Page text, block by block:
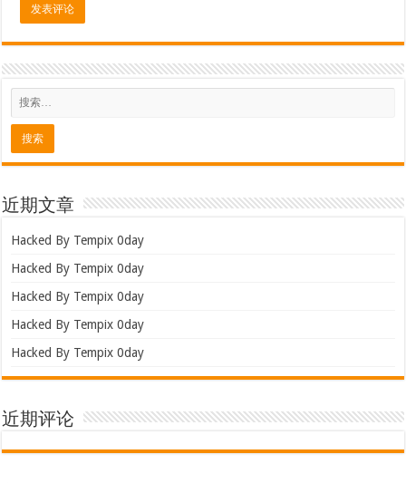
近期文章
Hacked By Tempix 0day
Hacked By Tempix 0day
Hacked By Tempix 0day
Hacked By Tempix 0day
Hacked By Tempix 0day
近期评论